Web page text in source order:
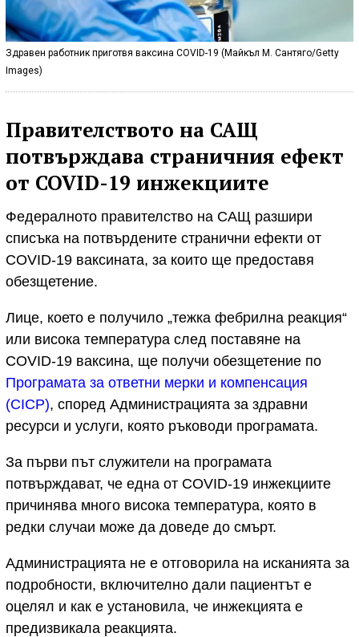
Здравен работник приготвя ваксина COVID-19 (Майкъл М. Сантяго/Getty
Images)
Правителството на САЩ
потвърждава страничния ефект
от COVID-19 инжекциите
Федералното правителство на САЩ разшири
списъка на потвърдените странични ефекти от
COVID-19 ваксината, за които ще предоставя
обезщетение.
Лице, което е получило „тежка фебрилна реакция“
или висока температура след поставяне на
COVID-19 ваксина, ще получи обезщетение по
Програмата за ответни мерки и компенсация
(CICP), според Администрацията за здравни
ресурси и услуги, която ръководи програмата.
За първи път служители на програмата
потвърждават, че една от COVID-19 инжекциите
причинява много висока температура, която в
редки случаи може да доведе до смърт.
Администрацията не е отговорила на исканията за
подробности, включително дали пациентът е
оцелял и как е установила, че инжекцията е
предизвикала реакцията.